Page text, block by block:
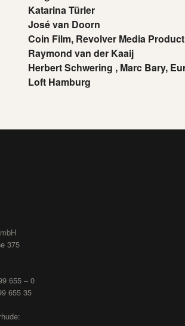
Katarina Türler
José van Doorn
Coin Film, Revolver Media
Raymond van der Kaaij
Herbert Schwering , Marc Bary,
Loft Hamburg
375
655 – 0
655 35